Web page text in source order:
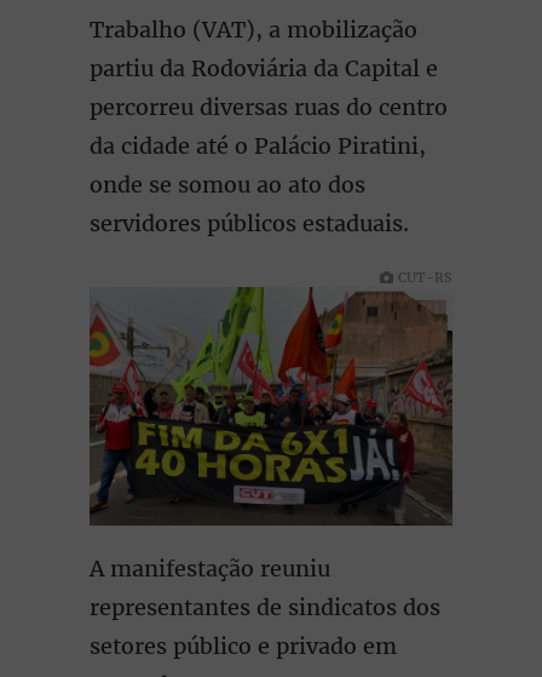
Trabalho (VAT), a mobilização
partiu da Rodoviária da Capital e
percorreu diversas ruas do centro
da cidade até o Palácio Piratini,
onde se somou ao ato dos
servidores públicos estaduais.
CUT-RS
A manifestação reuniu
representantes de sindicatos dos
setores público e privado em